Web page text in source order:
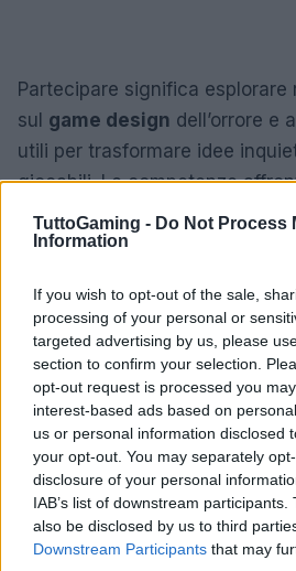
TuttoGaming - Do Not Process
Information
If you wish to opt-out of the sale,
processing of your personal or
targeted advertising by us, please
section to confirm your selection.
opt-out request is processed you
interest-based ads based on
us or personal information disclosed
your opt-out. You may separately
disclosure of your personal
IAB’s list of downstream
also be disclosed by us to third
Downstream Participants that may
Partecipare significa
sul game design dell’orrore e
utili per trasformare idee
giocabili. Le competenze
a diversi formati: videogiochi,
da tavolo e performance
meccaniche e narrative
offre una sintesi pratica e
autrici capaci di sfidare le
AUTORE
Andrea Conforti
Andrea Conforti,
casual e naturale, è un
trasforma dati e clip in